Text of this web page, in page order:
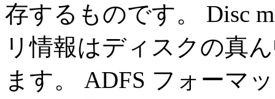
存するものです。 Disc
リ情報はディスクの真
ます。 ADFS フォーマ